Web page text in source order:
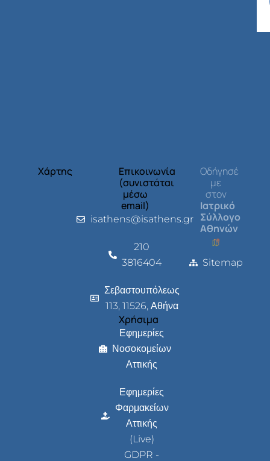
Χάρτης
Επικοινωνία
(συνιστάται
μέσω
email)
isathens@isathens.gr
210
3816404
Σεβαστουπόλεως
113, 11526, Αθήνα
Χρήσιμα
Εφημερίες
Νοσοκομείων
Αττικής
Εφημερίες
Φαρμακείων
Αττικής
(Live)
GDPR -
Οδήγησέ
με
στον
Ιατρικό
Σύλλογο
Αθηνών
Sitemap